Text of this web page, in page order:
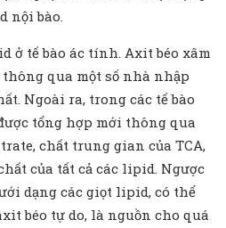
nội bào.
ở tế bào ác tính. Axit béo xâm
qua một số nhà nhập
Ngoài ra, trong các tế bào
tổng hợp mới thông qua
chất trung gian của TCA,
của tất cả các lipid. Ngược
dạng các giọt lipid, có thể
béo tự do, là nguồn cho quá